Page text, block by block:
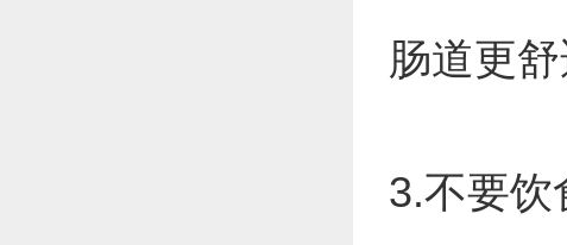
肠道更舒
3.不要饮